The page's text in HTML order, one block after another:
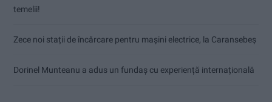
temelii!
Zece noi stații de încărcare pentru mașini electrice, la Caransebeș
Dorinel Munteanu a adus un fundaș cu experiență internațională